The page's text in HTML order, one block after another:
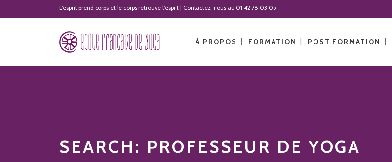
L’esprit prend corps et le corps retrouve l’esprit | Contactez-nous au 01 42 78 03 05
À PROPOS FORMATION POST FORMATION
SEARCH: PROFESSEUR DE YOGA